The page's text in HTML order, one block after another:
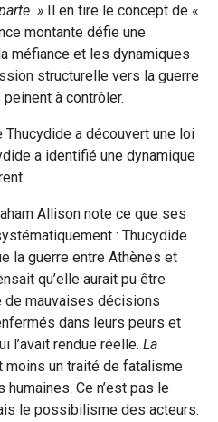
» Il en tire le concept de «
montante défie une
méfiance et les dynamiques
structurelle vers la guerre
à contrôler.
a découvert une loi
a identifié une dynamique
Allison note ce que ses
: Thucydide
la guerre entre Athènes et
qu’elle aurait pu être
de mauvaises décisions
dans leurs peurs et
l’avait rendue réelle. La
moins un traité de fatalisme
humaines. Ce n’est pas le
le possibilisme des acteurs.